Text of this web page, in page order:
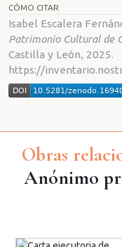
CÓMO CITAR
Isabel Escalera
Patrimonio Cultural de
Castilla y León, 2025.
https://
Obras
Anónimo